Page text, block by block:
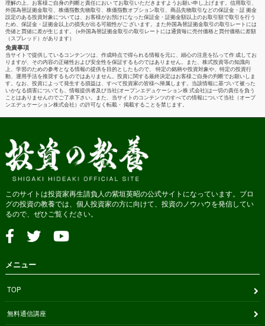
理解の上、お客様ご自身の判断と責任におい てお取引いただきますようお願い申し上げます。信用取引、
外国為替証拠金取引、株価指数先物取引、株価指数オプション取引、商品先物取引などの保証金・証 拠金
設定のある投資対象については、お客様がお預けになった保証金・証拠金額以上のお取引額で取引を行う
ため、保証金・証拠金以上の損失が出る可能性がご ざいます。また外国為替証拠金取引の取引レートには
売値と買値に差が生じます。 (※外国為替証拠金取引の取引レートには通貨毎に売付価格と買付価格に差額
（スプレッド）があります）
免責事項
当サイトで提供しているコンテンツは、作成時点で得られる情報を元に、細心の注意を払って作 成してお
りますが、その内容の正確性および安全性を保証するものではありません。また、株式投資等の知識向
上、学習のための参考となる情報の提供を目的としたもので、 特定の銘柄や投資対象や、特定の投資行
動、運用手法を推奨するものではありません。投資に関する最終決定はお客様ご自身の判断でお願いしま
す。なお、投資によって発生する損益は、すべて投資家の皆様へ帰属します。当該情報に基づいて被った
いかなる損害についても、情報提供者及び当社(オープンエデュケーション株 式会社)は一切の責任を負う
ことはありませんのでご了承下さい。また、当サイトのコンテンツのすべての情報について当社（オープ
ンエデュケーション株式会社）の許可なく転載・ 掲載することを禁じます。
このサイトは投資家再生請負人の紫垣英昭の公式サイトになっています。ブロ
グの投資の教養では、個人投資家の方に向けて、投資のノウハウを発信してい
るので、ぜひご覧ください。
メニュー
TOP
無料通信講座